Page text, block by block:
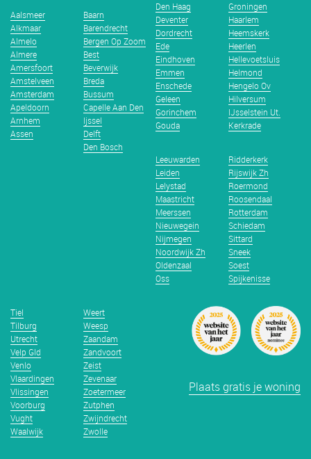
Aalsmeer
Alkmaar
Almelo
Almere
Amersfoort
Amstelveen
Amsterdam
Apeldoorn
Arnhem
Assen
Baarn
Barendrecht
Bergen Op Zoom
Best
Beverwijk
Breda
Bussum
Capelle Aan Den
Ijssel
Delft
Den Bosch
Den Haag
Deventer
Dordrecht
Ede
Eindhoven
Emmen
Enschede
Geleen
Gorinchem
Gouda
Groningen
Haarlem
Heemskerk
Heerlen
Hellevoetsluis
Helmond
Hengelo Ov
Hilversum
IJsselstein Ut.
Kerkrade
Leeuwarden
Leiden
Lelystad
Maastricht
Meerssen
Nieuwegein
Nijmegen
Noordwijk Zh
Oldenzaal
Oss
Ridderkerk
Rijswijk Zh
Roermond
Roosendaal
Rotterdam
Schiedam
Sittard
Sneek
Soest
Spijkenisse
Tiel
Tilburg
Utrecht
Velp Gld
Venlo
Vlaardingen
Vlissingen
Voorburg
Vught
Waalwijk
Weert
Weesp
Zaandam
Zandvoort
Zeist
Zevenaar
Zoetermeer
Zutphen
Zwijndrecht
Zwolle
Plaats gratis je woning